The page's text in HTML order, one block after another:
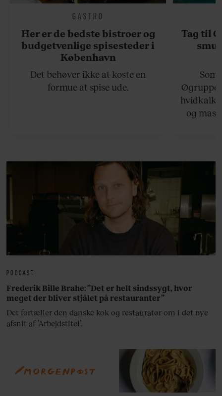
GASTRO
Her er de bedste bistroer og
budgetvenlige spisesteder i
København
Det behøver ikke at koste en
formue at spise ude.
Tag til
og
PODCAST
Frederik Bille Brahe: ”Det er helt sindssygt, hvor
meget der bliver stjålet på restauranter”
Det fortæller den danske kok og restauratør om i det nye
afsnit af ’Arbejdstitel’.